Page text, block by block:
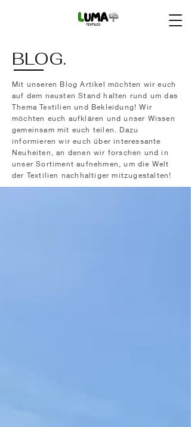
BLOG.
Mit unseren Blog Artikel möchten wir euch
auf dem neusten Stand halten rund um das
Thema Textilien und Bekleidung! Wir
möchten euch aufklären und unser Wissen
gemeinsam mit euch teilen. Dazu
informieren wir euch über interessante
Neuheiten, an denen wir forschen und in
unser Sortiment aufnehmen, um die Welt
der Textilien nachhaltiger mitzugestalten!